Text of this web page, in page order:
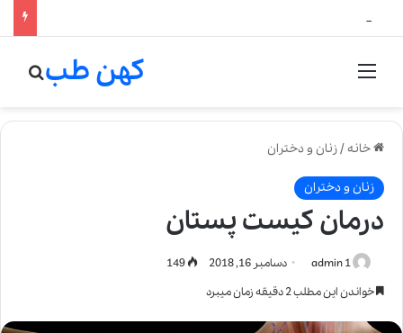
منو کهن طب
خانه/زنان و دختران
زنان و دختران
درمان کیست پستان
admin 1 دسامبر 16, 2018
خواندن این مطلب 2 دقیقه زمان میبرد